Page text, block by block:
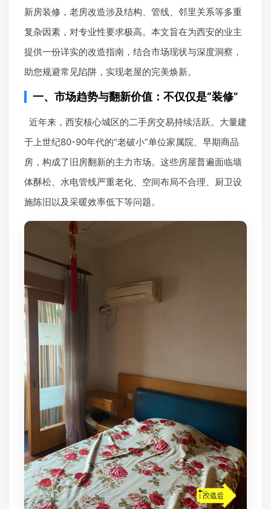
新房装修，老房改造涉及结构、管线、邻里关系等多重
复杂因素，对专业性要求极高。本文旨在为西安的业主
提供一份详实的改造指南，结合市场现状与深度洞察，
助您规避常见陷阱，实现老屋的完美焕新。
一、市场趋势与翻新价值：不仅仅是“装修”
近年来，西安核心城区的二手房交易持续活跃。大量建
于上世纪80-90年代的“老破小”单位家属院、早期商品
房，构成了旧房翻新的主力市场。这些房屋普遍面临墙
体酥松、水电管线严重老化、空间布局不合理、厨卫设
施陈旧以及采暖效率低下等问题。